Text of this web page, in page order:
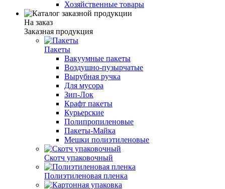
Хозяйственные товары
На заказ
Заказная продукция
Пакеты
Вакуумные пакеты
Воздушно-пузырчатые
Вырубная ручка
Для мусора
Зип-Лок
Крафт пакеты
Курьерские
Полипропиленовые
Пакеты-Майка
Мешки полиэтиленовые
Скотч упаковочный
Полиэтиленовая пленка